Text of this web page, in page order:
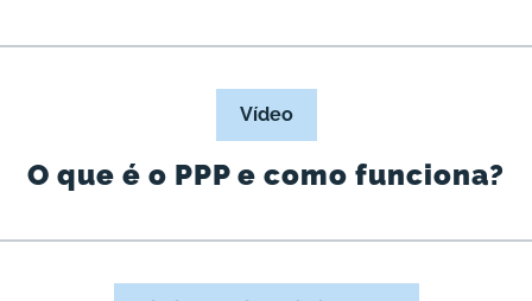
Vídeo
O que é o PPP e como funciona?